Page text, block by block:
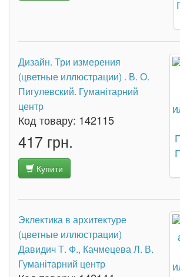
Дизайн. Три измерения
(цветные иллюстрации) . В. О.
Пигулевский. Гуманітарний
центр
Код товару: 142115
417 грн.
Купити
Эклектика в архитектуре
(цветные иллюстрации)
Давидич Т. Ф., Качмецева Л. В.
Гуманітарний центр